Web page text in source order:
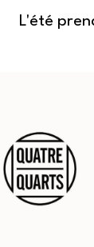
L'été
contenu